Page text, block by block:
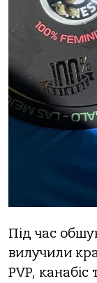
Під час
вилучили
PVP, канабіс